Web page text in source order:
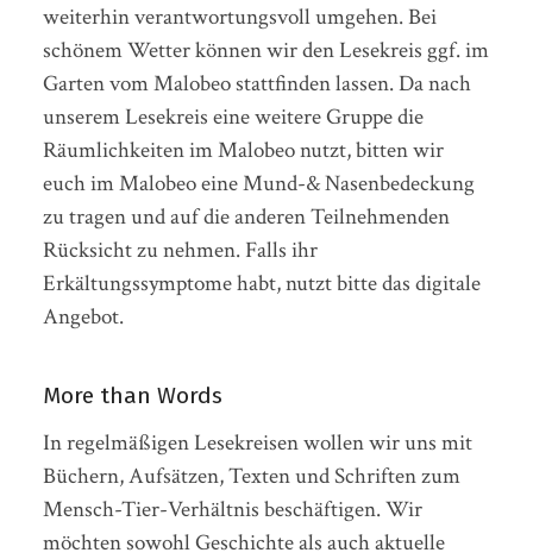
weiterhin verantwortungsvoll umgehen. Bei
schönem Wetter können wir den Lesekreis ggf. im
Garten vom Malobeo stattfinden lassen. Da nach
unserem Lesekreis eine weitere Gruppe die
Räumlichkeiten im Malobeo nutzt, bitten wir
euch im Malobeo eine Mund-& Nasenbedeckung
zu tragen und auf die anderen Teilnehmenden
Rücksicht zu nehmen. Falls ihr
Erkältungssymptome habt, nutzt bitte das digitale
Angebot.
More than Words
In regelmäßigen Lesekreisen wollen wir uns mit
Büchern, Aufsätzen, Texten und Schriften zum
Mensch-Tier-Verhältnis beschäftigen. Wir
möchten sowohl Geschichte als auch aktuelle